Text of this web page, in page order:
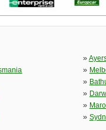
»
»
»
»
»
»